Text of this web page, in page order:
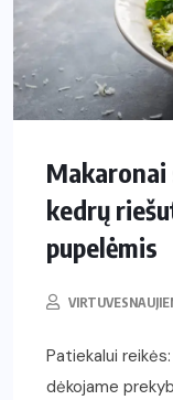
kedrų
pupelėmis
Patiekalui
dėkojame